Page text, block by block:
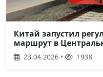
Китай запустил
маршрут в
23.04.2026 • 1938